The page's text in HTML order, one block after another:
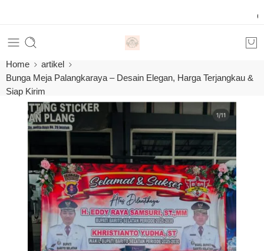
Order
Home
artikel
Bunga Meja Palangkaraya – Desain Elegan, Harga Terjangkau &
Siap Kirim